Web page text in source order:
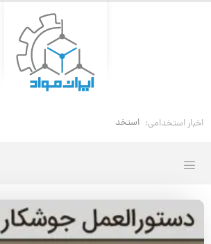
اخبار استخدامی: استخدام مهندس خوردگی و حفاظت م